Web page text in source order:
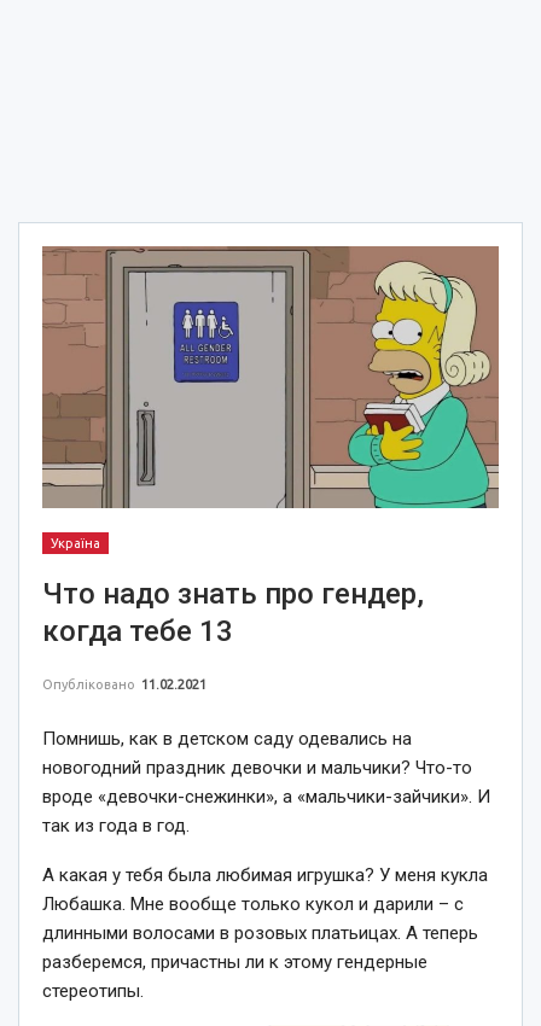
Україна
Что надо знать про гендер,
когда тебе 13
Опубліковано 11.02.2021
Помнишь, как в детском саду одевались на
новогодний праздник девочки и мальчики? Что-то
вроде «девочки-снежинки», а «мальчики-зайчики». И
так из года в год.
А какая у тебя была любимая игрушка? У меня кукла
Любашка. Мне вообще только кукол и дарили – с
длинными волосами в розовых платьицах. А теперь
разберемся, причастны ли к этому гендерные
стереотипы.